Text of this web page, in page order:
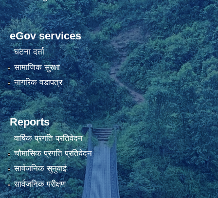
eGov services
घटना दर्ता
सामाजिक सुरक्षा
नागरिक वडापत्र
Reports
वार्षिक प्रगति प्रतिवेदन
चौमासिक प्रगति प्रतिवेदन
सार्वजनिक सुनुवाई
सार्वजनिक परीक्षण